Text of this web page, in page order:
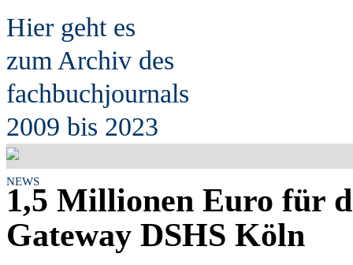
Hier geht es
zum Archiv des
fachbuchjournals
2009 bis 2023
NEWS
1,5 Millionen Euro für
Gateway DSHS Köln